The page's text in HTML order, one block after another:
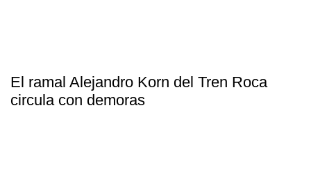
El ramal Alejandro Korn del Tren Roca
circula con demoras